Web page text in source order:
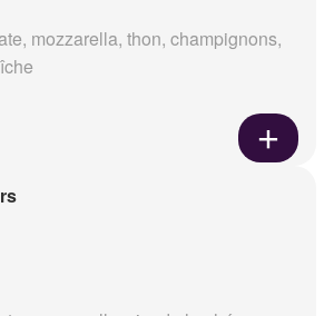
mozzarella, thon, champignons,